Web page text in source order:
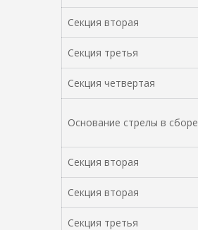
Секция вторая
Секция третья
Секция четвертая
Основание стрелы в сборе
Секция вторая
Секция вторая
Секция третья